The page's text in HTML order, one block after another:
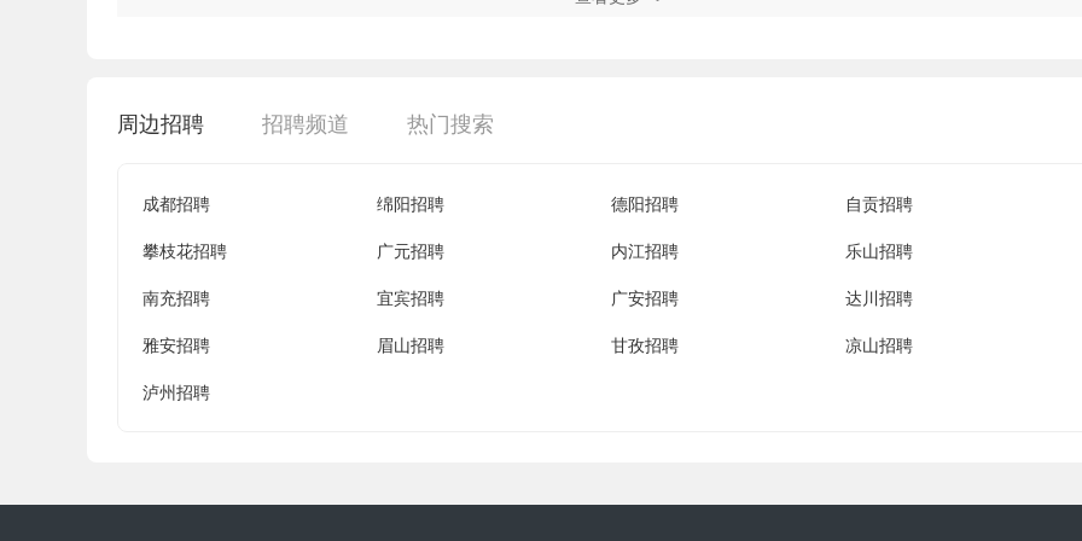
周边招聘 招聘频道 热门搜索
成都招聘 绵阳招聘 德阳招聘
自贡招聘
攀枝花招聘
广元招聘 内江招聘
乐山招聘
南充招聘
宜宾招聘 广安招聘
达川招聘
雅安招聘
眉山招聘 甘孜招聘
凉山招聘
泸州招聘